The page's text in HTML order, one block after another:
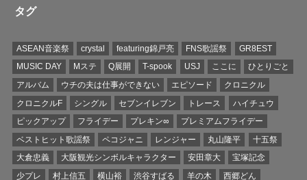
タグ
ASEAN音楽祭 crystal featuring錦戸亮 FNS歌謡祭
GR8EST
MUSIC DAY
Mステ Q展開 T-spook USJ ここに
ひとりごと
アルバム
ウチの夫は仕事ができない エピソード
クロニクル
クロニクルF
シングル セブンイレブン トレース
ハイチュウ
ピックアップ
フライデー プレキン∞
プレミアムフライデー
ベストヒット歌謡祭
ペコジャニ レンジャー 丸山隆平
十五祭
大倉忠義
大阪観光シンボルキャラクター 安田章大
宝塚記念
少プレ
村上信五 横山裕 渋谷すばる 羊の木 西郷どん